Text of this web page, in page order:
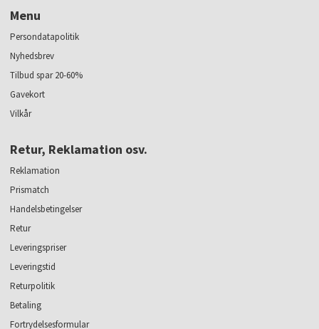
Menu
Persondatapolitik
Nyhedsbrev
Tilbud spar 20-60%
Gavekort
Vilkår
Retur, Reklamation osv.
Reklamation
Prismatch
Handelsbetingelser
Retur
Leveringspriser
Leveringstid
Returpolitik
Betaling
Fortrydelsesformular